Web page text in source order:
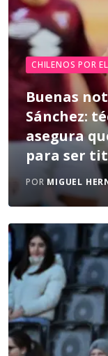
CHILENOS POR
Buenas
Sánchez:
asegura
para ser
POR MIGUEL